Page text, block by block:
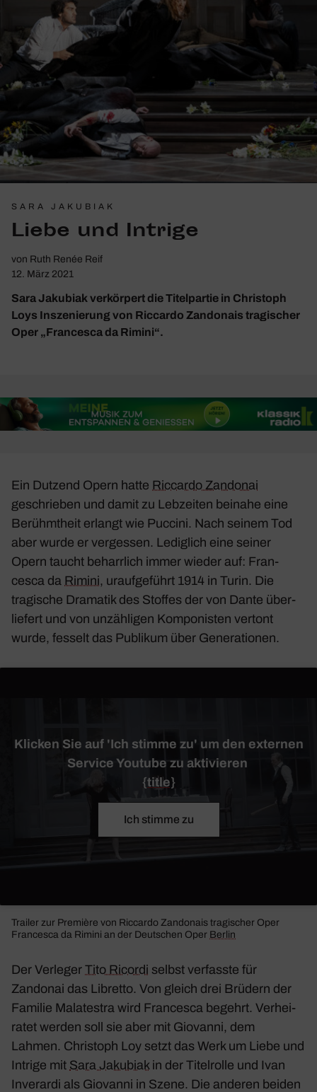
SARA JAKUBIAK
Liebe und Intrige
von Ruth Renée Reif
12. März 2021
Sara Jakubiak verkörpert die Titelpartie in Christoph
Loys Inszenierung von Riccardo Zandonais tragischer
Oper „Francesca da Rimini“.
Ein Dutzend Opern hatte Riccardo Zandonai
geschrieben und damit zu Lebzeiten beinahe eine
Berühmt­heit erlangt wie Puccini. Nach seinem Tod
aber wurde er vergessen. Ledig­lich eine seiner
Opern taucht beharr­lich immer wieder auf: Fran­
cesca da Rimini, urauf­ge­führt 1914 in Turin. Die
tragi­sche Dramatik des Stoffes der von Dante über­
lie­fert und von unzäh­ligen Kompo­nisten vertont
wurde, fesselt das Publikum über Gene­ra­tionen.
Klicken Sie auf 'Ich stimme zu' um den externen
Service Youtube zu aktivieren
{title}
Ich stimme zu
Trailer zur Première von Riccardo Zando­nais tragi­scher Oper
Fran­cesca da Rimini an der Deut­schen Oper Berlin
Der Verleger Tito Ricordi selbst verfasste für
Zandonai das Libretto. Von gleich drei Brüdern der
Familie Mala­testra wird Fran­cesca begehrt. Verhei­
ratet werden soll sie aber mit Giovanni, dem
Lahmen. Chris­toph Loy setzt das Werk um Liebe und
Intrige mit Sara Jaku­biak in der Titel­rolle und Ivan
Inverardi als Giovanni in Szene. Die anderen beiden